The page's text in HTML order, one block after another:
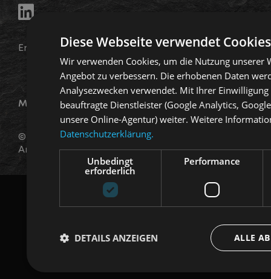
English
Mitglied Reguliert durch die FINMA
© Wyss & Partner Vermögensverwaltung und
Anlageberatung AG 2022
Diese Webseite verwendet
Wir verwenden Cookies, um die Nutzung unserer
Angebot zu verbessern. Die erhobenen Daten
Analysezwecken verwendet. Mit Ihrer
beauftragte Dienstleister (Google Analytics,
unsere Online-Agentur) weiter. Weitere
Datenschutzerklärung.
Unbedingt
erforderlich
Performance
ALLE
DETAILS ANZEIGEN